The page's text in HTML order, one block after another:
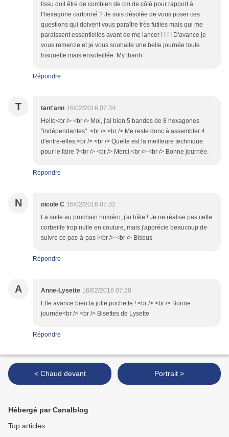
tissu doit être de combien de cm de côté pour rapport à
l'hexagone cartonné ? Je suis désolée de vous poser ces
questions qui doivent vous paraître très futiles mais qui me
paraissent essentielles avant de me lancer ! ! ! ! D'avance je
vous remercie et je vous souhaite une belle journée toute
frisquette mais ensoleillée. My thanh
Répondre
T tant'ann 16/02/2016 07:34
Hello<br /> <br /> Moi, j'ai bien 5 bandes de 8 hexagones
"indépendantes" .<br /> <br /> Me reste donc à assembler 4
d'entre-elles.<br /> <br /> Quelle est la meilleure technique
pour le faire ?<br /> <br /> Merci.<br /> <br /> Bonne journée.
Répondre
N nicole C 16/02/2016 07:32
La suite au prochain numéro, j'ai hâte ! Je ne réalise pas cette
corbeille trop nulle en couture, mais j'apprécie beaucoup de
suivre ce pas-à-pas !<br /> <br /> Bisous
Répondre
A Anne-Lysette 16/02/2016 07:20
Elle avance bien ta jolie pochette ! <br /> <br /> Bonne
journée<br /> <br /> Bisettes de Lysette
Répondre
< Chaud devant Portrait >
Hébergé par Canalblog
Top articles